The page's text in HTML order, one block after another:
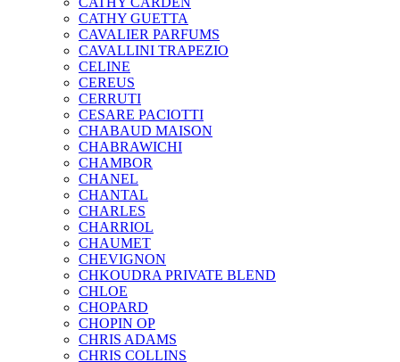
CATHY GUETTA
CAVALIER PARFUMS
CAVALLINI TRAPEZIO
CELINE
CEREUS
CERRUTI
CESARE PACIOTTI
CHABAUD MAISON
CHABRAWICHI
CHAMBOR
CHANEL
CHANTAL
CHARLES
CHARRIOL
CHAUMET
CHEVIGNON
CHKOUDRA PRIVATE BLEND
CHLOE
CHOPARD
CHOPIN OP
CHRIS ADAMS
CHRIS COLLINS